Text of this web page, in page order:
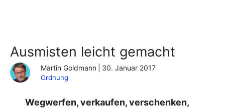
Ausmisten leicht gemacht
Martin Goldmann 30. Januar 2017
Ordnung
Wegwerfen, verkaufen, verschenken,